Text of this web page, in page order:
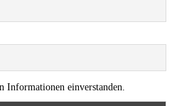
einverstanden.